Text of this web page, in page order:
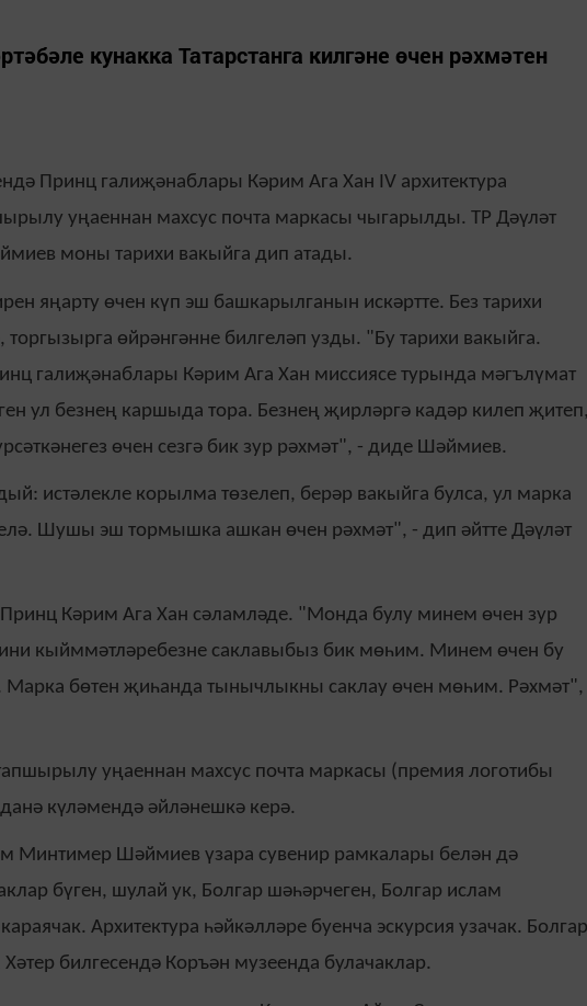
кунакка Татарстанга килгәне өчен рәхмәтен
Принц галиҗәнаблары Кәрим Ага Хан IV архитектура
уңаеннан махсус почта маркасы чыгарылды. ТР Дәүләт
моны тарихи вакыйга дип атады.
яңарту өчен күп эш башкарылганын искәртте. Без тарихи
торгызырга өйрәнгәнне билгеләп узды. "Бу тарихи вакыйга.
галиҗәнаблары Кәрим Ага Хан миссиясе турында мәгълүмат
ул безнең каршыда тора. Безнең җирләргә кадәр килеп
өчен сезгә бик зур рәхмәт", - диде Шәймиев.
истәлекле корылма төзелеп, берәр вакыйга булса, ул марка
Шушы эш тормышка ашкан өчен рәхмәт", - дип әйтте Дәүләт
Кәрим Ага Хан сәламләде. "Монда булу минем өчен зур
кыйммәтләребезне саклавыбыз бик мөһим. Минем өчен бу
Марка бөтен җиһанда тынычлыкны саклау өчен мөһим. Рәхмәт",
уңаеннан махсус почта маркасы (премия логотибы
күләмендә әйләнешкә керә.
Минтимер Шәймиев үзара сувенир рамкалары белән дә
бүген, шулай ук, Болгар шәһәрчеген, Болгар ислам
Архитектура һәйкәлләре буенча эскурсия узачак. Болгар
билгесендә Коръән музеенда булачаклар.